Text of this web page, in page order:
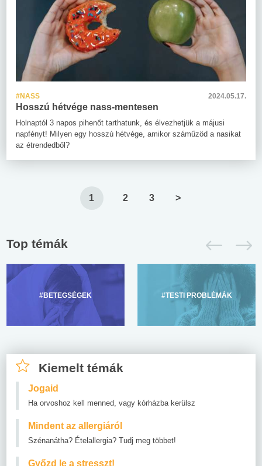
#NASS 2024.05.17.
Hosszú hétvége nass-mentesen
Holnaptól 3 napos pihenőt tarthatunk, és élvezhetjük a májusi
napfényt! Milyen egy hosszú hétvége, amikor száműzöd a nasikat
az étrendedből?
1 2 3 >
Top témák
#BETEGSÉGEK #TESTI PROBLÉMÁK
Kiemelt témák
Jogaid
Ha orvoshoz kell menned, vagy kórházba kerülsz
Mindent az allergiáról
Szénanátha? Ételallergia? Tudj meg többet!
Győzd le a stresszt!